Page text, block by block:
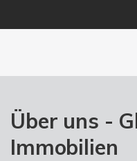
Über uns -
Immobilien